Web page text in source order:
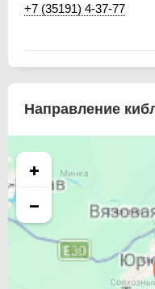
+7 (35191) 4-37-77
Направление
+
−